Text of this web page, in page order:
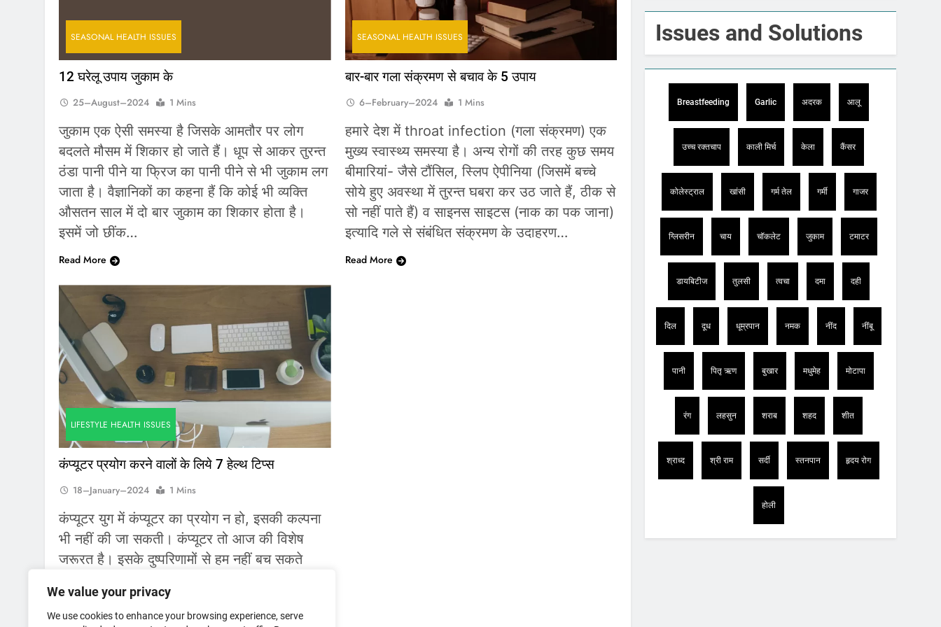
We value your privacy
We use cookies to enhance your browsing experience, serve
SEASONAL HEALTH ISSUES
12 घरेलू उपाय जुकाम के
25–August–2024 1 Mins
जुकाम एक ऐसी समस्या है जिसके आमतौर पर लोग
बदलते मौसम में शिकार हो जाते हैं। धूप से आकर तुरन्त
ठंडा पानी पीने या फ्रिज का पानी पीने से भी जुकाम लग
जाता है। वैज्ञानिकों का कहना हैं कि कोई भी व्यक्ति
औसतन साल में दो बार जुकाम का शिकार होता है।
इसमें जो छींक…
Read More
SEASONAL HEALTH ISSUES
बार-बार गला संक्रमण से बचाव के 5 उपाय
6–February–2024 1 Mins
हमारे देश में throat infection (गला संक्रमण) एक
मुख्य स्वास्थ्य समस्या है। अन्य रोगों की तरह कुछ समय
बीमारियां- जैसे टौंसिल, स्लिप ऐपीनिया (जिसमें बच्चे
सोये हुए अवस्था में तुरन्त घबरा कर उठ जाते हैं, ठीक से
सो नहीं पाते हैं) व साइनस साइटस (नाक का पक जाना)
इत्यादि गले से संबंधित संक्रमण के उदाहरण…
Read More
LIFESTYLE HEALTH ISSUES
कंप्यूटर प्रयोग करने वालों के लिये 7 हेल्थ टिप्स
18–January–2024 1 Mins
कंप्यूटर युग में कंप्यूटर का प्रयोग न हो, इसकी कल्पना
भी नहीं की जा सकती। कंप्यूटर तो आज की विशेष
जरूरत है। इसके दुष्परिणामों से हम नहीं बच सकते
भी 7 टिप्स है जिन्हें हम अपने जीवन में प्रयोग कर उन
दुष्परिणों के प्रभाव को कम…
Issues and Solutions
Breastfeeding Garlic अदरक आलू
उच्च रक्तचाप काली मिर्च केला कैंसर
कोलेस्ट्राल खांसी गर्म तेल गर्मी गाजर
ग्लिसरीन चाय चॉकलेट जुकाम टमाटर
डायबिटीज तुलसी त्वचा दमा दही
दिल दूध धूम्रपान नमक नींद नींबू
पानी पितृ ऋण बुखार मधुमेह मोटापा
रंग लहसुन शराब शहद शीत
श्राध्द श्री राम सर्दी स्तनपान हृदय रोग
होली